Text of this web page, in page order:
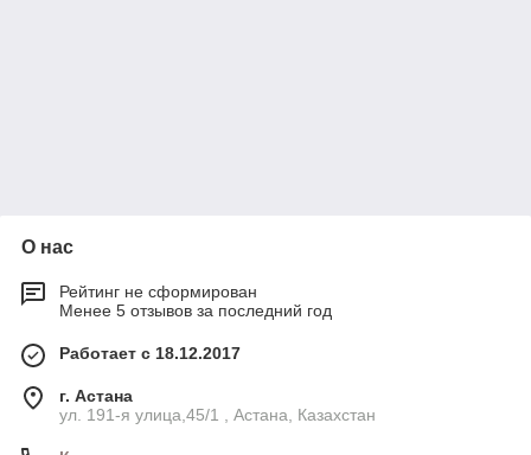
О нас
Рейтинг не сформирован
Менее 5 отзывов за последний год
Работает с 18.12.2017
г. Астана
ул. 191-я улица,45/1 , Астана, Казахстан